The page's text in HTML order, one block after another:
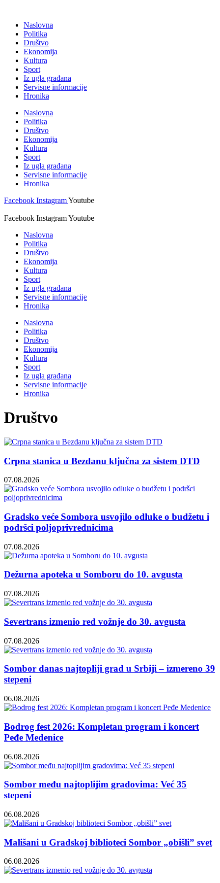
sadržajNaslovna
Politika
Društvo
Ekonomija
Kultura
Sport
Iz ugla građana
Servisne informacije
Hronika
Naslovna
Politika
Društvo
Ekonomija
Kultura
Sport
Iz ugla građana
Servisne informacije
Hronika
Facebook InstagramYoutube
Facebook InstagramYoutube
Naslovna
Politika
Društvo
Ekonomija
Kultura
Sport
Iz ugla građana
Servisne informacije
Hronika
Naslovna
Politika
Društvo
Ekonomija
Kultura
Sport
Iz ugla građana
Servisne informacije
Hronika
Društvo
Crpna stanica u Bezdanu ključna za sistem DTD
07.08.2026
Gradsko veće Sombora usvojilo odluke o budžetu i
podršci poljoprivrednicima
07.08.2026
Dežurna apoteka u Somboru do 10. avgusta
07.08.2026
Severtrans izmenio red vožnje do 30. avgusta
07.08.2026
Sombor danas najtopliji grad u Srbiji – izmereno 39
stepeni
06.08.2026
Bodrog fest 2026: Kompletan program i koncert
Peđe Medenice
06.08.2026
Sombor među najtoplijim gradovima: Već 35
stepeni
06.08.2026
Mališani u Gradskoj biblioteci Sombor „obišli” svet
06.08.2026